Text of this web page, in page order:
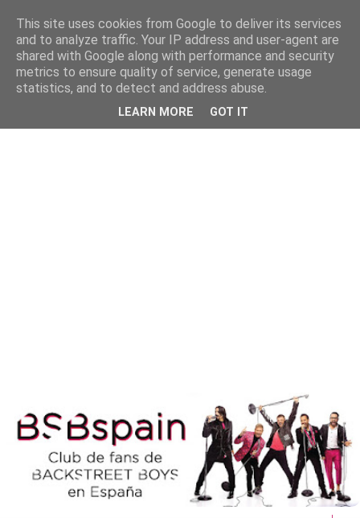
This site uses cookies from Google to deliver its services
and to analyze traffic. Your IP address and user-agent are
shared with Google along with performance and security
metrics to ensure quality of service, generate usage
statistics, and to detect and address abuse.
LEARN MORE GOT IT